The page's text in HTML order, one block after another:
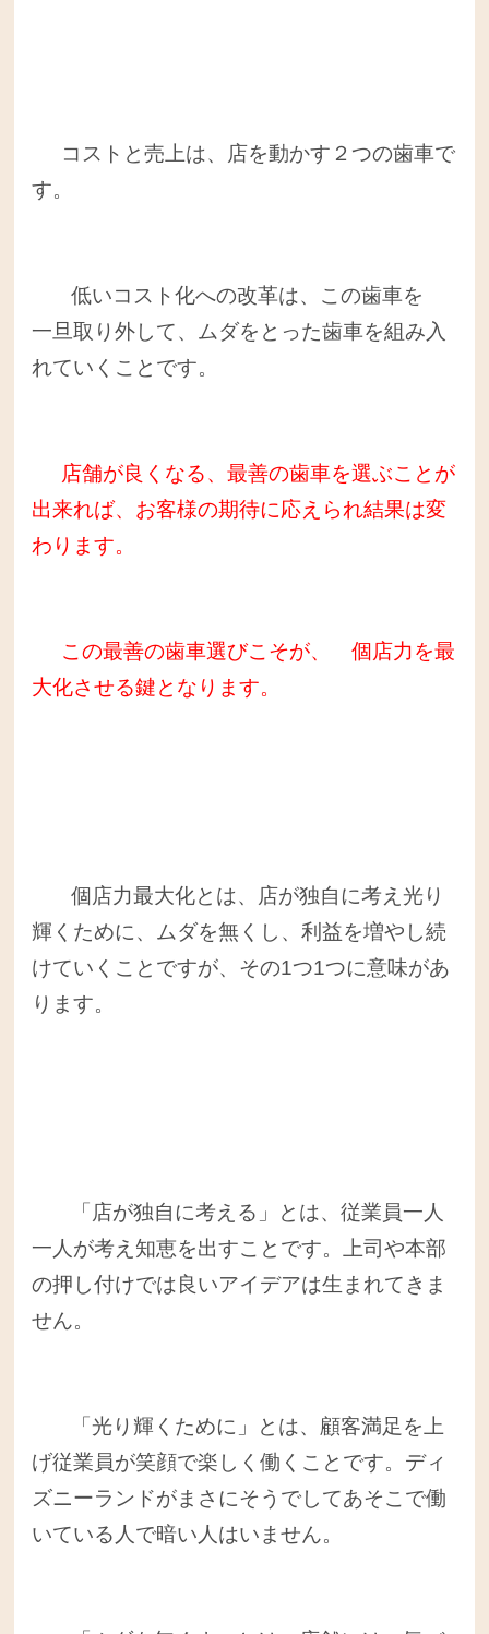
コストと売上は、店を動かす２つの歯車で
す。
低いコスト化への改革は、この歯車を
一旦取り外して、ムダをとった歯車を組み入
れていくことです。
店舗が良くなる、最善の歯車を選ぶことが
出来れば、お客様の期待に応えられ結果は変
わります。
この最善の歯車選びこそが、 個店力を最
大化させる鍵となります。
個店力最大化とは、店が独自に考え光り
輝くために、ムダを無くし、利益を増やし続
けていくことですが、その1つ1つに意味があ
ります。
「店が独自に考える」とは、従業員一人
一人が考え知恵を出すことです。上司や本部
の押し付けでは良いアイデアは生まれてきま
せん。
「光り輝くために」とは、顧客満足を上
げ従業員が笑顔で楽しく働くことです。ディ
ズニーランドがまさにそうでしてあそこで働
いている人で暗い人はいません。